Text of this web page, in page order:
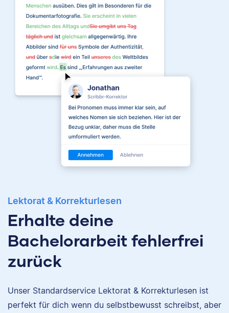
Lektorat & Korrekturlesen
Erhalte deine
Bachelorarbeit fehlerfrei
zurück
Unser Standardservice Lektorat & Korrekturlesen ist
perfekt für dich wenn du selbstbewusst schreibst, aber
Nina